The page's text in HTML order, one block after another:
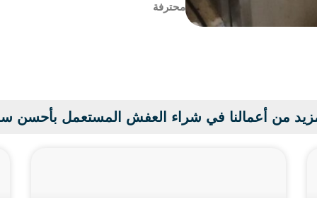
محترفة
من أعمالنا في شراء العفش المستعمل بأحسن